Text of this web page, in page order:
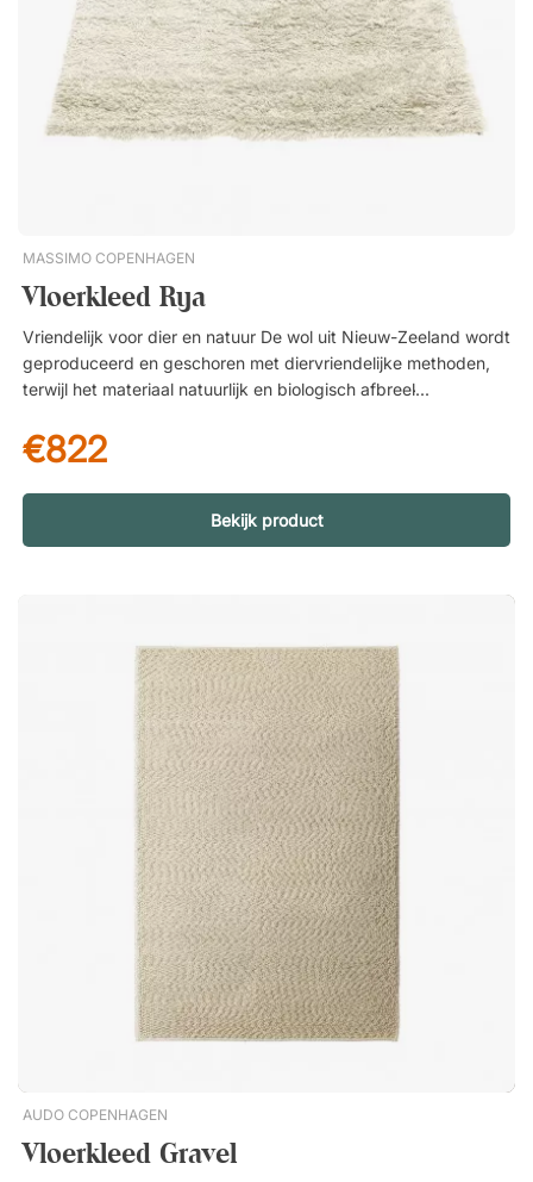
vloer blijft liggen. Basket is ontworpen door Lena Bergström
en is geïnspireerd op traditionele berkenmanden. Het tapijt is
met de hand geweven in een grafisch ruitpatroon.
Handgemaakt. Geweven van wol en ondersteund met katoen.
Geeft een driedimensionaal gevoel. Tijdloos, Scandinavisch
design.
MASSIMO COPENHAGEN
Vloerkleed Rya
Vriendelijk voor dier en natuur De wol uit Nieuw-Zeeland wordt
geproduceerd en geschoren met diervriendelijke methoden,
terwijl het materiaal natuurlijk en biologisch afbreekbaar is.
voor zowel dier als natuur. Rya – een zacht en tijdloos wollen
tapijt Rya is een handgeweven tapijt van 100% Nieuw-
Zeelandse wol dat comfort, kwaliteit en duurzaamheid
combineert. Met zijn royale uitstraling en zorgvuldig
geselecteerde materialen vormt het een natuurlijke aanvulling
ruimte. Hoogwaardige wol met natuurlijke voordelen Gemaakt
van slijtvaste en duurzame wol uit Nieuw-Zeeland biedt Rya
een kwaliteit die merkbaar is in zowel gevoel als levensduur.
De lange wolvezels minimaliseren pluisvorming en zorgen
ervoor dat het tapijt zijn mooie uitstraling in de loop der tijd
behoudt. Wol is bovendien van nature allergievriendelijk,
brandwerend en vuilafstotend – eigenschappen die het tapijt
tot een veilige en praktische keuze maken voor zowel
woningen als openbare omgevingen.Rya is een zacht, huiselijk
vloerkleed, handgeweven van 100% Nieuw-Zeelandse wol.
Verkrijgbaar in diverse kleuren en maten om te passen in
uiteenlopende interieurs. Van hoogwaardige, duurzame wol.
Lange wolvezels zorgen voor minimale pluisvorming. Van
nature hypoallergeen, brandveilig en vuilafstotend. Slijtvast en
gemakkelijk te reinigen.
€822
Bekijk product
AUDO COPENHAGEN
Vloerkleed Gravel